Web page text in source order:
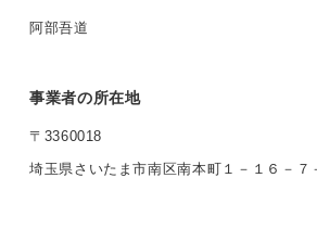
阿部吾道
事業者の所在地
〒3360018
埼玉県さいたま市南区南本町１－１６－７